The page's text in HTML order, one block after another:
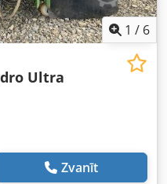
1 / 6
Ultra
Zvanīt